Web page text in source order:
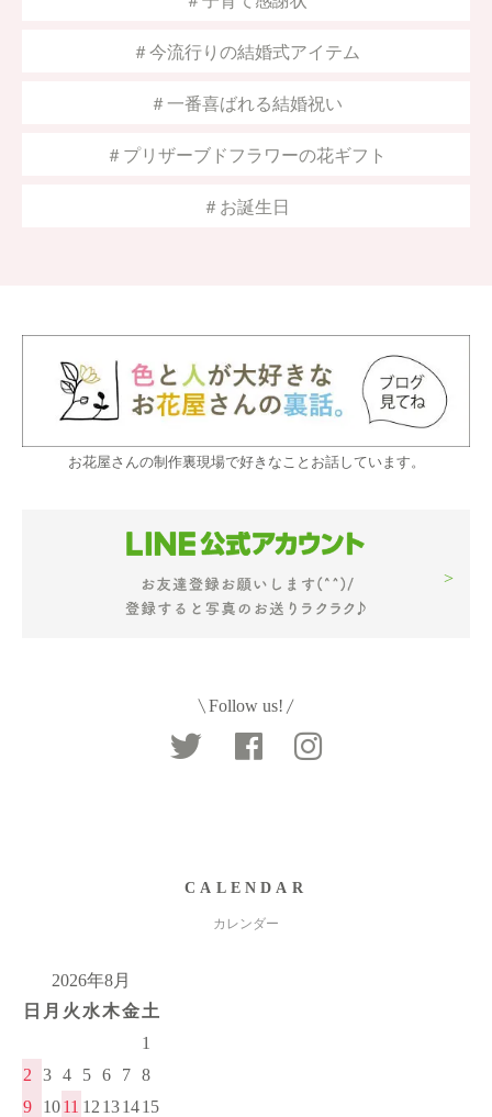
＃今流行りの結婚式アイテム
＃一番喜ばれる結婚祝い
＃プリザーブドフラワーの花ギフト
＃お誕生日
お花屋さんの制作裏現場で好きなことお話しています。
Follow us!
CALENDAR
カレンダー
2026年8月
日 月 火 水木金土
1
2
3 4 5 6 7 8
9
1011 12 131415